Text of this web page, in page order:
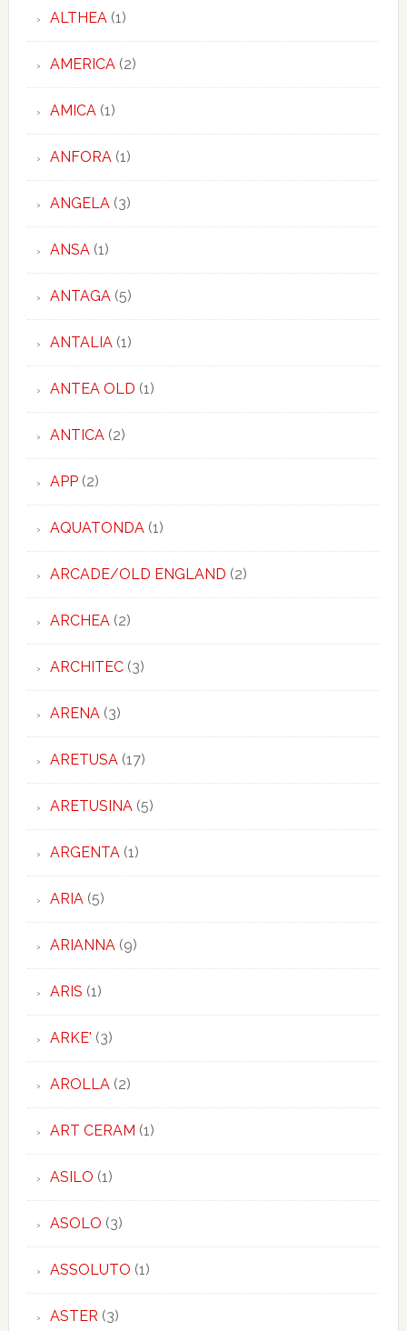
ALTHEA(1)
AMERICA(2)
AMICA(1)
ANFORA(1)
ANGELA(3)
ANSA(1)
ANTAGA(5)
ANTALIA(1)
ANTEA OLD (1)
ANTICA(2)
APP(2)
AQUATONDA(1)
ARCADE/OLD ENGLAND (2)
ARCHEA(2)
ARCHITEC(3)
ARENA(3)
ARETUSA(17)
ARETUSINA(5)
ARGENTA(1)
ARIA(5)
ARIANNA(9)
ARIS (1)
ARKE' (3)
AROLLA(2)
ART CERAM (1)
ASILO (1)
ASOLO (3)
ASSOLUTO (1)
ASTER (3)